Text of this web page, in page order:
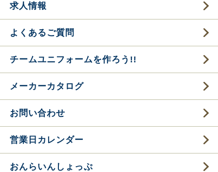
求人情報
よくあるご質問
チームユニフォームを作ろう!!
メーカーカタログ
お問い合わせ
営業日カレンダー
おんらいんしょっぷ